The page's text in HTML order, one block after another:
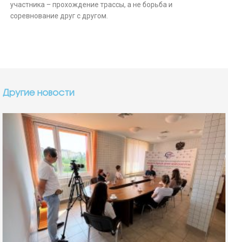
участника – прохождение трассы, а не борьба и
соревнование друг с другом.
Другие новости